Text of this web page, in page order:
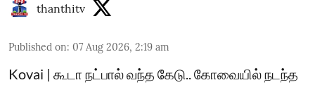
thanthitv
Published on: 07 Aug 2026, 2:19 am
Kovai | கூடா நட்பால் வந்த கேடு.. கோவையில் நடந்த